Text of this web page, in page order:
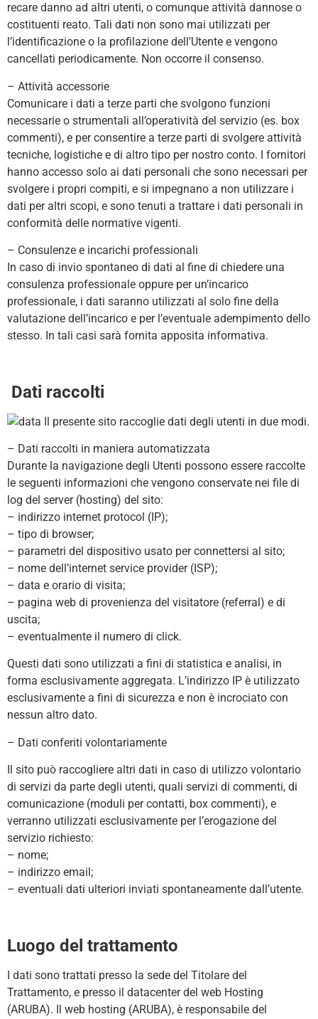
recare danno ad altri utenti, o comunque attività dannose o
costituenti reato. Tali dati non sono mai utilizzati per
l’identificazione o la profilazione dell’Utente e vengono
cancellati periodicamente. Non occorre il consenso.
– Attività accessorie
Comunicare i dati a terze parti che svolgono funzioni
necessarie o strumentali all’operatività del servizio (es. box
commenti), e per consentire a terze parti di svolgere attività
tecniche, logistiche e di altro tipo per nostro conto. I fornitori
hanno accesso solo ai dati personali che sono necessari per
svolgere i propri compiti, e si impegnano a non utilizzare i
dati per altri scopi, e sono tenuti a trattare i dati personali in
conformità delle normative vigenti.
– Consulenze e incarichi professionali
In caso di invio spontaneo di dati al fine di chiedere una
consulenza professionale oppure per un’incarico
professionale, i dati saranno utilizzati al solo fine della
valutazione dell’incarico e per l’eventuale adempimento dello
stesso. In tali casi sarà fornita apposita informativa.
Dati raccolti
Il presente sito raccoglie dati degli utenti in due modi.
– Dati raccolti in maniera automatizzata
Durante la navigazione degli Utenti possono essere raccolte
le seguenti informazioni che vengono conservate nei file di
log del server (hosting) del sito:
– indirizzo internet protocol (IP);
– tipo di browser;
– parametri del dispositivo usato per connettersi al sito;
– nome dell’internet service provider (ISP);
– data e orario di visita;
– pagina web di provenienza del visitatore (referral) e di
uscita;
– eventualmente il numero di click.
Questi dati sono utilizzati a fini di statistica e analisi, in
forma esclusivamente aggregata. L’indirizzo IP è utilizzato
esclusivamente a fini di sicurezza e non è incrociato con
nessun altro dato.
– Dati conferiti volontariamente
Il sito può raccogliere altri dati in caso di utilizzo volontario
di servizi da parte degli utenti, quali servizi di commenti, di
comunicazione (moduli per contatti, box commenti), e
verranno utilizzati esclusivamente per l’erogazione del
servizio richiesto:
– nome;
– indirizzo email;
– eventuali dati ulteriori inviati spontaneamente dall’utente.
Luogo del trattamento
I dati sono trattati presso la sede del Titolare del
Trattamento, e presso il datacenter del web Hosting
(ARUBA). Il web hosting (ARUBA), è responsabile del